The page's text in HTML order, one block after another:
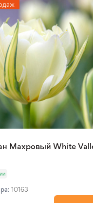
Махровый White
10163